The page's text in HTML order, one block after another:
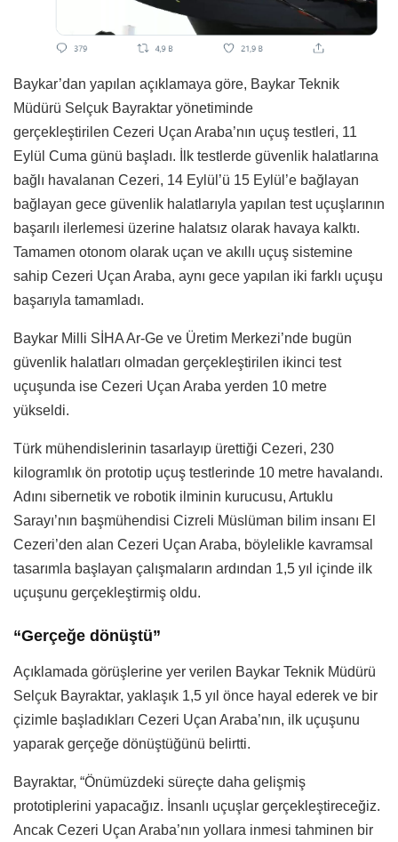
Baykar’dan yapılan açıklamaya göre, Baykar Teknik
Müdürü Selçuk Bayraktar yönetiminde
gerçekleştirilen Cezeri Uçan Araba’nın uçuş testleri, 11
Eylül Cuma günü başladı. İlk testlerde güvenlik halatlarına
bağlı havalanan Cezeri, 14 Eylül’ü 15 Eylül’e bağlayan
bağlayan gece güvenlik halatlarıyla yapılan test uçuşlarının
başarılı ilerlemesi üzerine halatsız olarak havaya kalktı.
Tamamen otonom olarak uçan ve akıllı uçuş sistemine
sahip Cezeri Uçan Araba, aynı gece yapılan iki farklı uçuşu
başarıyla tamamladı.
Baykar Milli SİHA Ar-Ge ve Üretim Merkezi’nde bugün
güvenlik halatları olmadan gerçekleştirilen ikinci test
uçuşunda ise Cezeri Uçan Araba yerden 10 metre
yükseldi.
Türk mühendislerinin tasarlayıp ürettiği Cezeri, 230
kilogramlık ön prototip uçuş testlerinde 10 metre havalandı.
Adını sibernetik ve robotik ilminin kurucusu, Artuklu
Sarayı’nın başmühendisi Cizreli Müslüman bilim insanı El
Cezeri’den alan Cezeri Uçan Araba, böylelikle kavramsal
tasarımla başlayan çalışmaların ardından 1,5 yıl içinde ilk
uçuşunu gerçekleştirmiş oldu.
“Gerçeğe dönüştü”
Açıklamada görüşlerine yer verilen Baykar Teknik Müdürü
Selçuk Bayraktar, yaklaşık 1,5 yıl önce hayal ederek ve bir
çizimle başladıkları Cezeri Uçan Araba’nın, ilk uçuşunu
yaparak gerçeğe dönüştüğünü belirtti.
Bayraktar, “Önümüzdeki süreçte daha gelişmiş
prototiplerini yapacağız. İnsanlı uçuşlar gerçekleştireceğiz.
Ancak Cezeri Uçan Araba’nın yollara inmesi tahminen bir